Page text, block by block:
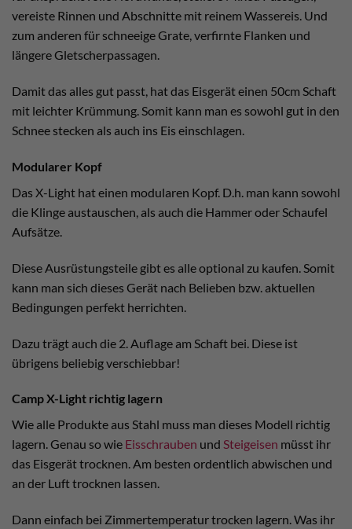
vereiste Rinnen und Abschnitte mit reinem Wassereis. Und
zum anderen für schneeige Grate, verfirnte Flanken und
längere Gletscherpassagen.
Damit das alles gut passt, hat das Eisgerät einen 50cm Schaft
mit leichter Krümmung. Somit kann man es sowohl gut in den
Schnee stecken als auch ins Eis einschlagen.
Modularer Kopf
Das X-Light hat einen modularen Kopf. D.h. man kann sowohl
die Klinge austauschen, als auch die Hammer oder Schaufel
Aufsätze.
Diese Ausrüstungsteile gibt es alle optional zu kaufen. Somit
kann man sich dieses Gerät nach Belieben bzw. aktuellen
Bedingungen perfekt herrichten.
Dazu trägt auch die 2. Auflage am Schaft bei. Diese ist
übrigens beliebig verschiebbar!
Camp X-Light richtig lagern
Wie alle Produkte aus Stahl muss man dieses Modell richtig
lagern. Genau so wie Eisschrauben und Steigeisen müsst ihr
das Eisgerät trocknen. Am besten ordentlich abwischen und
an der Luft trocknen lassen.
Dann einfach bei Zimmertemperatur trocken lagern. Was ihr